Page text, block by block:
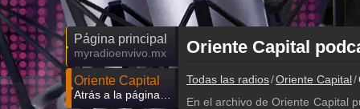
Página principal
myradioenvivo.mx
Oriente Capital
Oriente Capital
Todas las radios Oriente Capital
En el archivo de Oriente Capital